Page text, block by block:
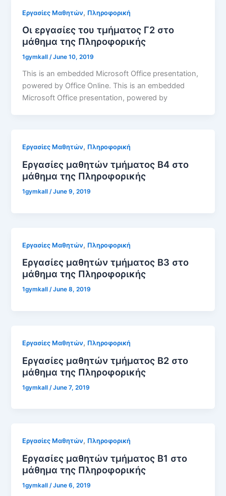
Εργασίες Μαθητών, Πληροφορική
Οι εργασίες του τμήματος Γ2 στο
μάθημα της Πληροφορικής
1gymkall/June 10, 2019
This is an embedded Microsoft Office presentation,
powered by Office Online. This is an embedded
Microsoft Office presentation, powered by
Εργασίες Μαθητών, Πληροφορική
Εργασίες μαθητών τμήματος Β4 στο
μάθημα της Πληροφορικής
1gymkall /June 9, 2019
Εργασίες Μαθητών, Πληροφορική
Εργασίες μαθητών τμήματος Β3 στο
μάθημα της Πληροφορικής
1gymkall/June 8, 2019
Εργασίες Μαθητών, Πληροφορική
Εργασίες μαθητών τμήματος Β2 στο
μάθημα της Πληροφορικής
1gymkall /June 7, 2019
Εργασίες Μαθητών, Πληροφορική
Εργασίες μαθητών τμήματος Β1 στο
μάθημα της Πληροφορικής
1gymkall/June 6, 2019